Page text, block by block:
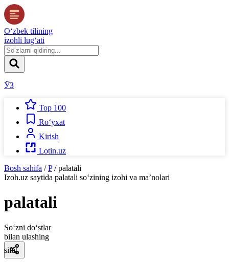
O‘zbek tilining
izohli lug‘ati
ЎЗ
Top 100
Ro‘yxat
Kirish
Lotin.uz
Bosh sahifa / P / palatali
Izoh.uz saytida palatali so‘zining izohi va ma’nolari
palatali
So‘zni do‘stlar
bilan ulashing
sifat